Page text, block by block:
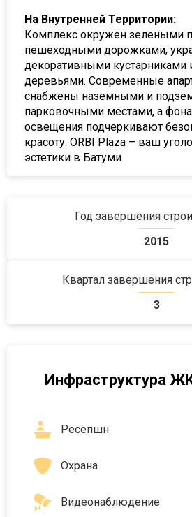
На Внутренней Территории:
Комплекс окружен зелеными
пешеходными дорожками,
декоративными кустарниками
деревьями. Современные
снабжены наземными и
парковочными местами, а
освещения подчеркивают
красоту. ORBI Plaza – ваш
эстетики в Батуми.
Год завершения
2015
Квартал завершения
3
Инфраструктура
Ресепшн
Охрана
Видеонаблюдение